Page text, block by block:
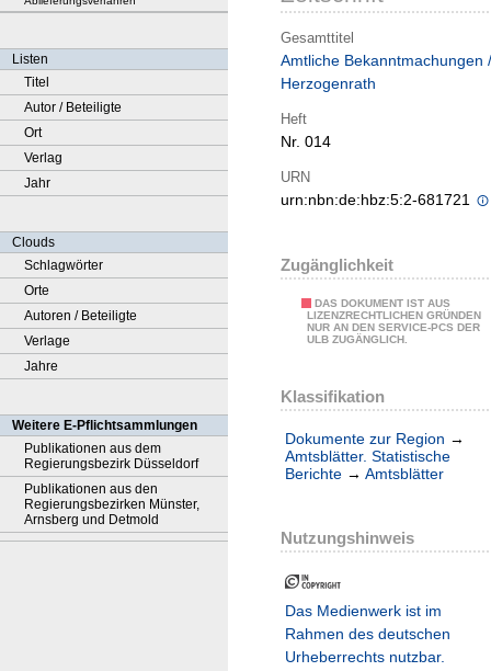
Listen
Titel
Autor / Beteiligte
Ort
Verlag
Jahr
Clouds
Schlagwörter
Orte
Autoren / Beteiligte
Verlage
Jahre
Weitere E-Pflichtsammlungen
Publikationen aus dem
Regierungsbezirk Düsseldorf
Publikationen aus den
Regierungsbezirken Münster,
Arnsberg und Detmold
Gesamttitel
Amtliche Bekanntmachungen /
Herzogenrath
Heft
Nr. 014
URN
urn:nbn:de:hbz:5:2-681721
Zugänglichkeit
DAS DOKUMENT IST AUS
LIZENZRECHTLICHEN GRÜNDEN
NUR AN DEN SERVICE-PCS DER
ULB ZUGÄNGLICH.
Klassifikation
Dokumente zur Region →
Amtsblätter. Statistische
Berichte → Amtsblätter
Nutzungshinweis
Das Medienwerk ist im
Rahmen des deutschen
Urheberrechts nutzbar.